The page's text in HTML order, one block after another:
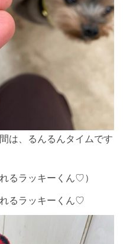
は、るんるんタイムです
るラッキーくん♡）
るラッキーくん♡